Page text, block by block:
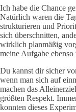
Ich habe die Chance
Natürlich waren die
strukturieren und
sich überschnitten,
wirklich planmäßig
meine Aufgabe
Du kannst dir sicher
wenn man sich auf
machen das
größten Respekt.
konnten dieses